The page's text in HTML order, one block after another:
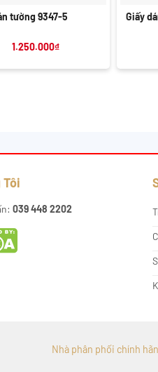
tường 9347-5
1.250.000₫
Giấy
Tôi
039 448 2202
Nhà phân phối chính